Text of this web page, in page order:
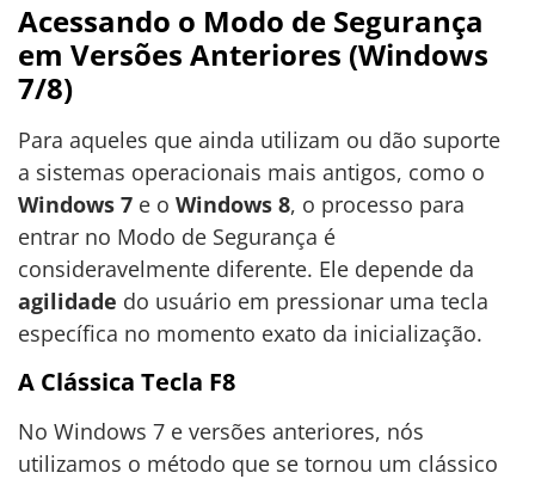
Acessando o Modo de Segurança
em Versões Anteriores (Windows
7/8)
Para aqueles que ainda utilizam ou dão suporte
a sistemas operacionais mais antigos, como o
Windows 7 e o Windows 8, o processo para
entrar no Modo de Segurança é
consideravelmente diferente. Ele depende da
agilidade do usuário em pressionar uma tecla
específica no momento exato da inicialização.
A Clássica Tecla F8
No Windows 7 e versões anteriores, nós
utilizamos o método que se tornou um clássico